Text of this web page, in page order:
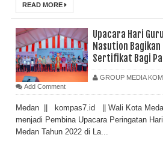
READ MORE
Upacara Hari
Nasution
Sertifikat Bagi
GROUP MEDIA
Add Comment
Medan || kompas7.id || Wali Kota
menjadi Pembina Upacara Peringatan
Medan Tahun 2022 di La...